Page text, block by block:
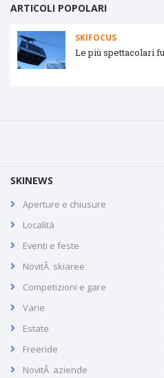
ARTICOLI POPOLARI
SKIFOCUS
Le più spettacolari
SKINEWS
Aperture e chiusure
Località
Eventi e feste
NovitÃ skiaree
Competizioni e gare
Varie
Estate
Freeride
NovitÃ aziende